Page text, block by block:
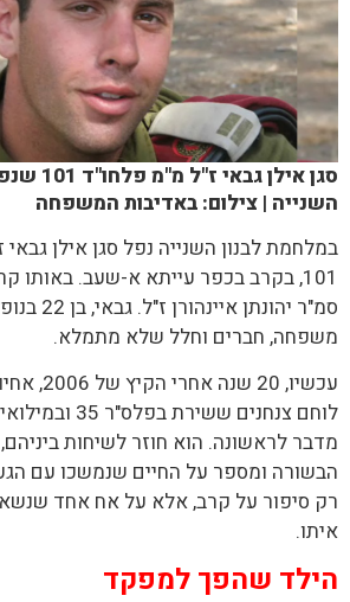
סגן אילן
השנייה | צילום: באדיבות המשפחה
במלחמת לבנון השנייה נפל סגן אילן
101, בקרב בכפר עייתא א-שעב. באותו
סמ"ר
משפחה, חברים וחלל שלא מתמלא.
מדבר לראשונה. הוא חוזר לשיחות
הבשורה ומספר על החיים שנמשכו עם
רק סיפור על קרב, אלא על אח אחד
איתו.
הילד שהפך למפקד